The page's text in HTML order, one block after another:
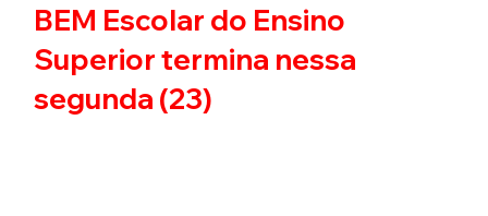
BEM Escolar do Ensino
Superior termina nessa
segunda (23)